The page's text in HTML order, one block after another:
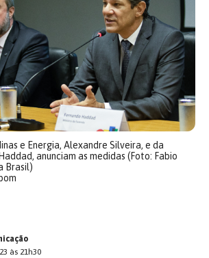
e Energia, Alexandre Silveira, e da
anunciam as medidas (Foto: Fabio
Brasil)
às 21h30